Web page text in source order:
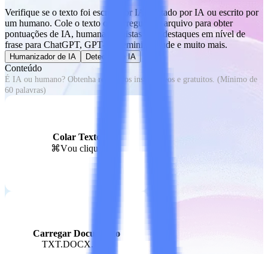
Verifique se o texto foi escrito por IA, editado por IA ou escrito por
um humano. Cole o texto ou carregue um arquivo para obter
pontuações de IA, humanas e mistas com destaques em nível de
frase para ChatGPT, GPT-5, Gemini, Claude e muito mais.
Humanizador de IA Detector de IA
Conteúdo
Colar Texto
⌘Vou clique
Carregar Documento
TXT.DOCX.PDF